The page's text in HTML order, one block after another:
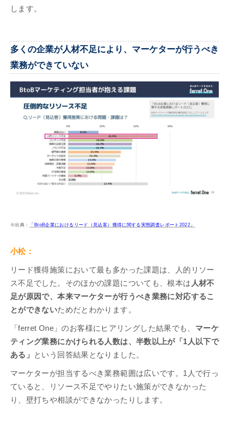
します。
多くの企業が人材不足により、マーケターが行うべき
業務ができていない
※出典： 「BtoB企業におけるリード（見込客）獲得に関する実態調査レポート2022」
小松：
リード獲得施策において最も多かった課題は、人的リソー
ス不足でした。そのほかの課題についても、根本は 人材不
足が原因で、本来マーケターが行うべき業務に対応するこ
とができないためだとわかります。
「ferret One」のお客様にヒアリングした結果でも、 マーケ
ティング業務にかけられる人数は、半数以上が「1人以下で
ある」
という回答結果となりました。
マーケターが担当するべき業務範囲は広いです。1人で行っ
ていると、リソース不足でやりたい施策ができなかった
り、壁打ちや相談ができなかったりします。